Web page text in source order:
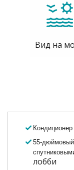
Вид на
55-дюймовый
лобби